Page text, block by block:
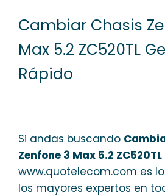
Cambiar Chasis
Max 5.2 ZC520TL
Rápido
Si andas buscando
Zenfone 3 Max 5.2
www.quotelecom.com es
los mayores expertos en